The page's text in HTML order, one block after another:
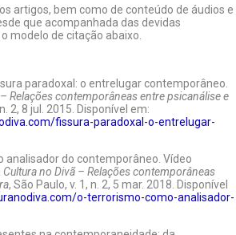
artigos, bem como de conteúdo de áudios e
que acompanhada das devidas
modelo de citação abaixo.
paradoxal: o entrelugar contemporâneo.
Relações contemporâneas entre psicanálise e
2, 8 jul. 2015. Disponível em:
fissura-paradoxal-o-entrelugar-
analisador do contemporâneo. Vídeo
Cultura no Divã – Relações contemporâneas
, São Paulo, v. 1, n. 2, 5 mar. 2018. Disponível
o-terrorismo-como-analisador-